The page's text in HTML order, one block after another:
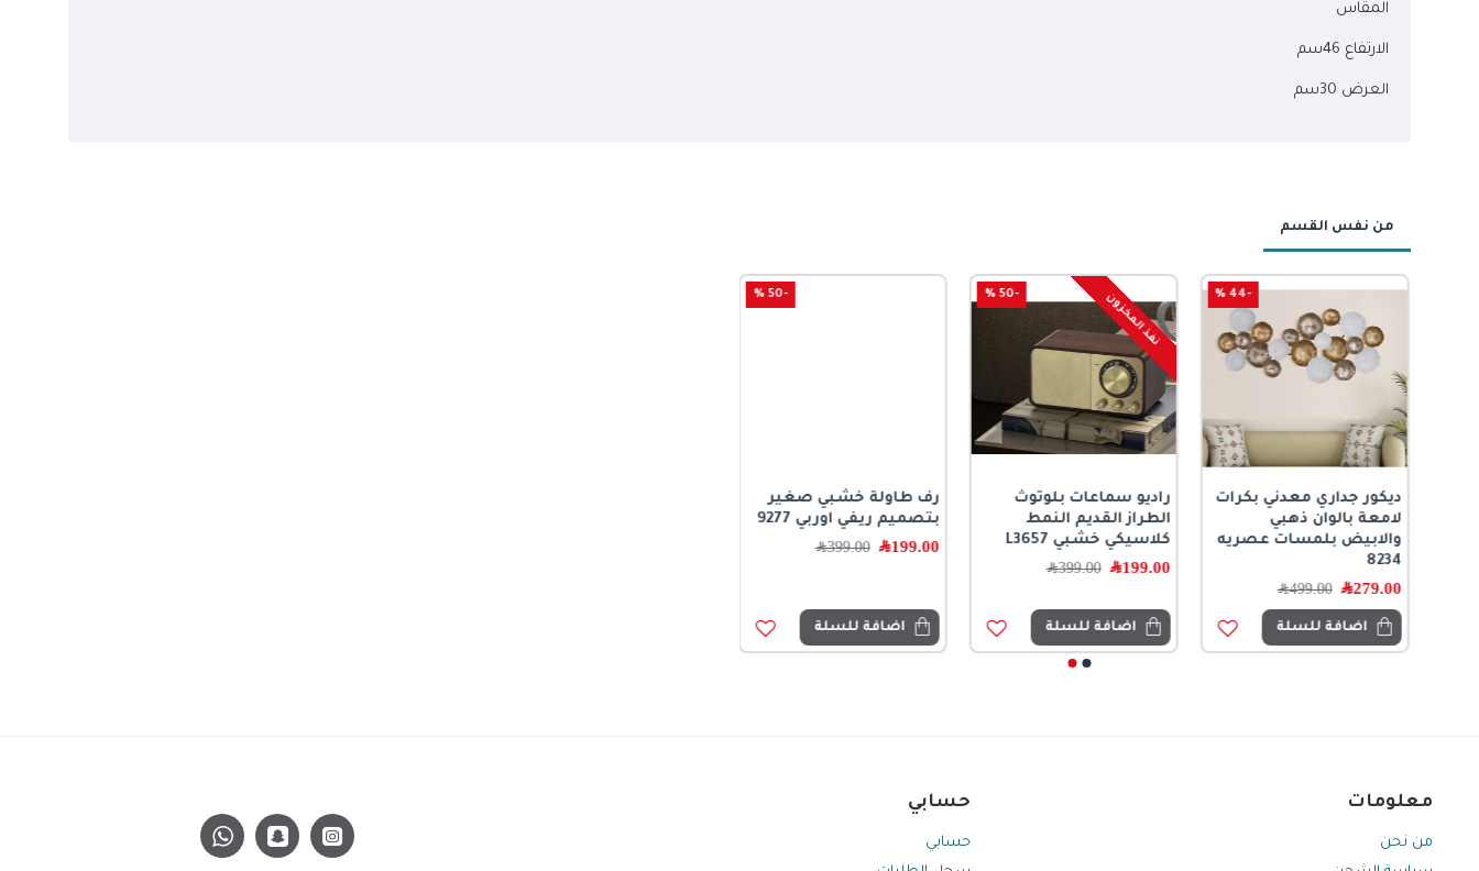
المقاس
الارتفاع 46سم
العرض 30سم
من نفس القسم
-44 %
ديكور جداري معدني بكرات
لامعة بالوان ذهبي
والابيض بلمسات عصريه
8234
279.00﷼ 499.00﷼
اضافة للسلة
-50 % نفذ المخزون
راديو سماعات بلوتوث
الطراز القديم النمط
كلاسيكي خشبي L3657
199.00﷼ 399.00﷼
اضافة للسلة
-50 %
رف طاولة خشبي صغير
بتصميم ريفي اوربي 9277
199.00﷼ 399.00﷼
اضافة للسلة
معلومات
من نحن
حسابي
حسابي